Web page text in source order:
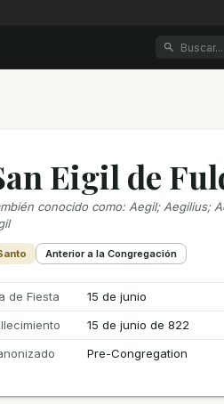
Eigil de
conocido como: Aegil; Aegilius;
Anterior a la Congregación
de Fiesta
15 de junio
15 de junio de 822
Pre-Congregation